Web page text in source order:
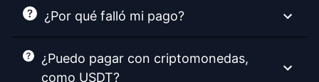
¿Por qué falló mi pago?
¿Puedo pagar con criptomonedas,
como USDT?